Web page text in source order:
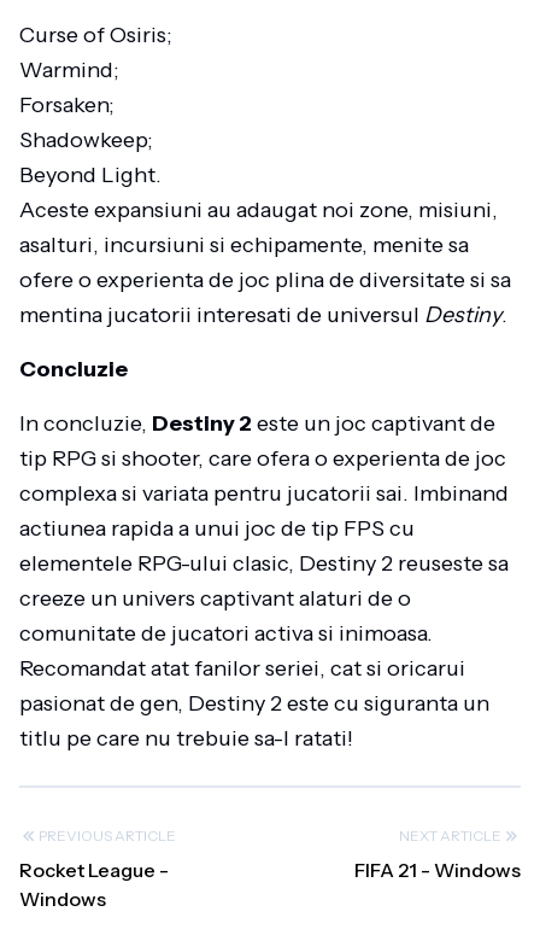
Curse of Osiris;
Warmind;
Forsaken;
Shadowkeep;
Beyond Light.
Aceste expansiuni au adaugat noi zone, misiuni,
asalturi, incursiuni si echipamente, menite sa
ofere o experienta de joc plina de diversitate si sa
mentina jucatorii interesati de universul Destiny.
Concluzie
In concluzie, Destiny 2 este un joc captivant de
tip RPG si shooter, care ofera o experienta de joc
complexa si variata pentru jucatorii sai. Imbinand
actiunea rapida a unui joc de tip FPS cu
elementele RPG-ului clasic, Destiny 2 reuseste sa
creeze un univers captivant alaturi de o
comunitate de jucatori activa si inimoasa.
Recomandat atat fanilor seriei, cat si oricarui
pasionat de gen, Destiny 2 este cu siguranta un
titlu pe care nu trebuie sa-l ratati!
PREVIOUS ARTICLE
Rocket League -
Windows
NEXT ARTICLE
FIFA 21 - Windows